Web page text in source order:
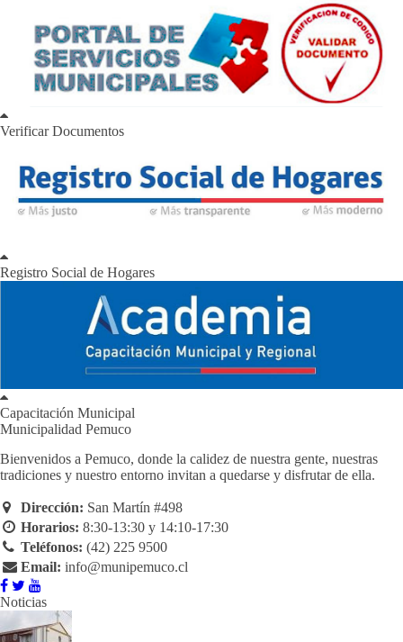
Verificar Documentos
Registro Social de Hogares
Capacitación Municipal
Municipalidad Pemuco
Bienvenidos a Pemuco, donde la calidez de nuestra gente, nuestras
tradiciones y nuestro entorno invitan a quedarse y disfrutar de ella.
Dirección: San Martín #498
Horarios: 8:30-13:30 y 14:10-17:30
Teléfonos: (42) 225 9500
Email: info@munipemuco.cl
Noticias